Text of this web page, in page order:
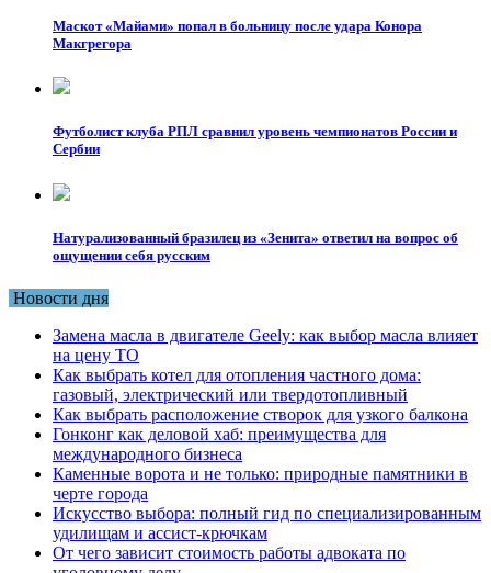
Маскот «Майами» попал в больницу после удара Конора
Макгрегора
Футболист клуба РПЛ сравнил уровень чемпионатов России и
Сербии
Натурализованный бразилец из «Зенита» ответил на вопрос об
ощущении себя русским
Новости дня
Замена масла в двигателе Geely: как выбор масла влияет
на цену ТО
Как выбрать котел для отопления частного дома:
газовый, электрический или твердотопливный
Как выбрать расположение створок для узкого балкона
Гонконг как деловой хаб: преимущества для
международного бизнеса
Каменные ворота и не только: природные памятники в
черте города
Искусство выбора: полный гид по специализированным
удилищам и ассист-крючкам
От чего зависит стоимость работы адвоката по